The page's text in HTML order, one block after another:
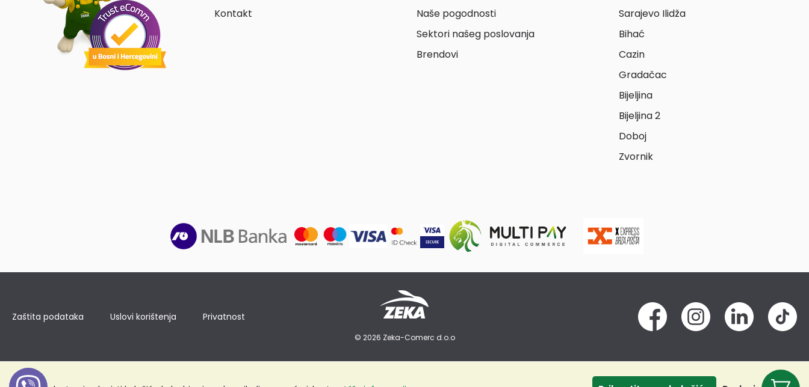
Kontakt
Naše pogodnosti
Sektori našeg poslovanja
Brendovi
Sarajevo Ilidža
Bihać
Cazin
Gradačac
Bijeljina
Bijeljina 2
Doboj
Zvornik
Zaštita podataka Uslovi korištenja Privatnost
© 2026 Zeka-Comerc d.o.o